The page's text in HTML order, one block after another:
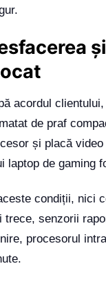
acordul
de praf
și placă
laptop de gaming
condiții, nici
trece, senzorii
procesorul